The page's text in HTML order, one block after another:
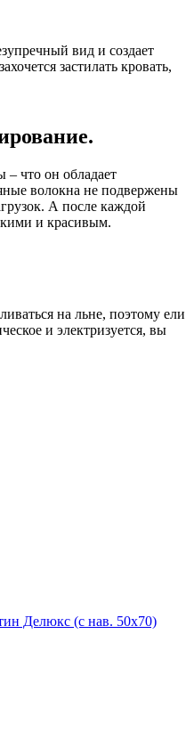
вид и создает
застилать кровать,
– что он обладает
волокна не подвержены
А после каждой
и красивым.
на льне, поэтому ели
и электризуется, вы
Делюкс (с нав. 50х70)